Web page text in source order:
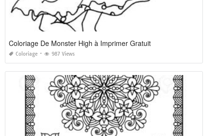
Coloriage De Monster High à Imprimer Gratuit
Coloriage 987 Views